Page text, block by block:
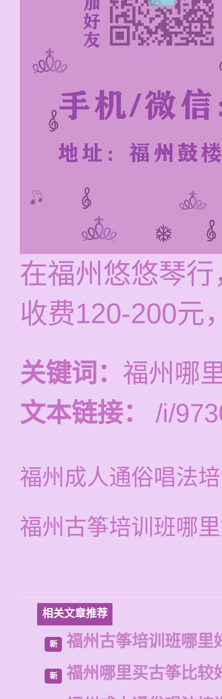
在福州悠悠琴
收费120-200元
关键词： 福州哪
文本链接：
/i/
福州成人通俗唱法
福州古筝培训班哪
相关文章推荐
新 福州古筝培训班哪里
新
福州哪里买古筝比较